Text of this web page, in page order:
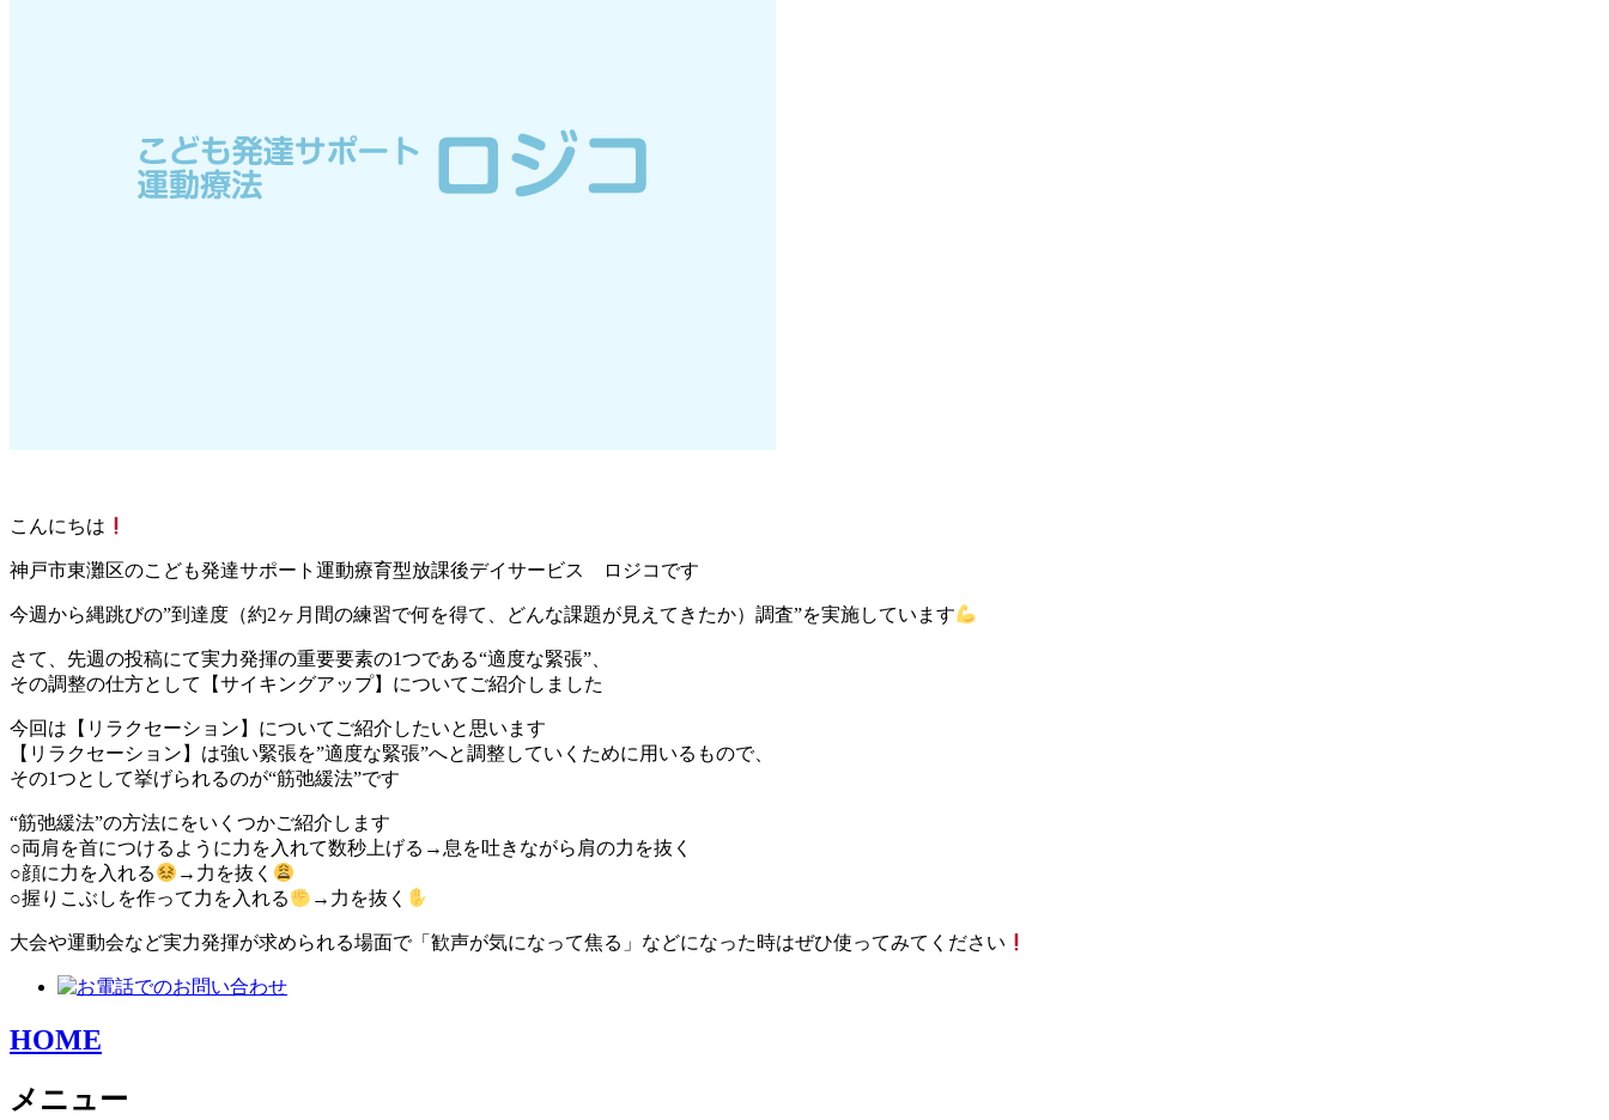
こんにちは
神戸市東灘区のこども発達サポート運動療育型放課後デイサービス ロジコです
今週から縄跳びの”到達度（約2ヶ月間の練習で何を得て、どんな課題が見えてきたか）調査”を実施しています
さて、先週の投稿にて実力発揮の重要要素の1つである“適度な緊張”、
その調整の仕方として【サイキングアップ】についてご紹介しました
今回は【リラクセーション】についてご紹介したいと思います
【リラクセーション】は強い緊張を”適度な緊張”へと調整していくために用いるもので、
その1つとして挙げられるのが“筋弛緩法”です
“筋弛緩法”の方法にをいくつかご紹介します
○両肩を首につけるように力を入れて数秒上げる→息を吐きながら肩の力を抜く
○顔に力を入れる
→力を抜く
○握りこぶしを作って力を入れる
→力を抜く
大会や運動会など実力発揮が求められる場面で「歓声が気になって焦る」などになった時はぜひ使ってみてください
HOME
メニュー